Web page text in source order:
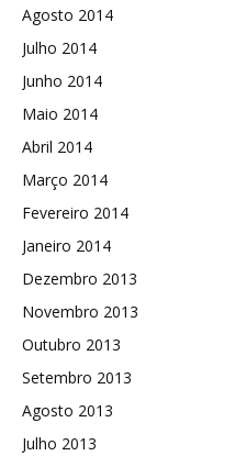
Agosto 2014
Julho 2014
Junho 2014
Maio 2014
Abril 2014
Março 2014
Fevereiro 2014
Janeiro 2014
Dezembro 2013
Novembro 2013
Outubro 2013
Setembro 2013
Agosto 2013
Julho 2013